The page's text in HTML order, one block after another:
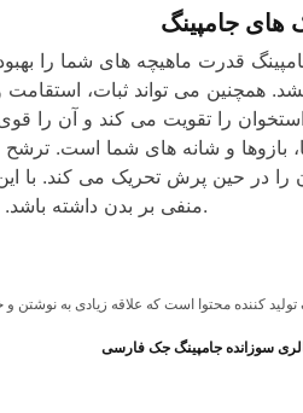
های جامپینگ
قدرت ماهیچه های شما را
همچنین می تواند ثبات،
را تقویت می کند و آن را
بازوها و شانه های شما است.
را در حین پرش تحریک می کند. با
منفی بر بدن داشته باشد. جلسات تکراری تمرینات جامپینگ جک می تواند منجر به کاهش تراکم استخوان شود.
سوزانده جامپینگ جک فارسی